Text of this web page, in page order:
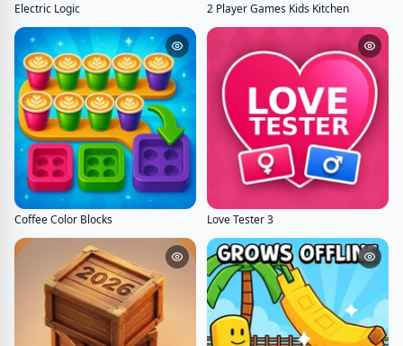
Electric Logic 2 Player Games Kids Kitchen
Coffee Color Blocks Love Tester 3